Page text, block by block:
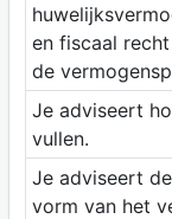
en fiscaal
de
Je adviseert
vullen.
Je adviseert
vorm van het